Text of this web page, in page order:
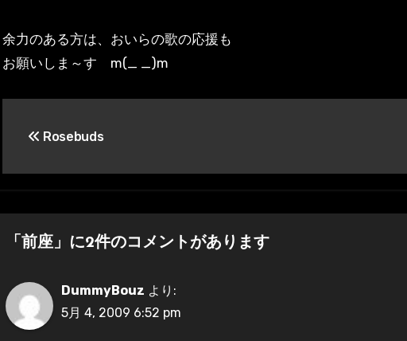
余力のある方は、おいらの歌の応援も
お願いしま～す m(_ _)m
ナ
ビ
ゲ
ー
シ
Rosebuds
「前座」に2件のコメントがあります
DummyBouz より:
5月 4, 2009 6:52 pm